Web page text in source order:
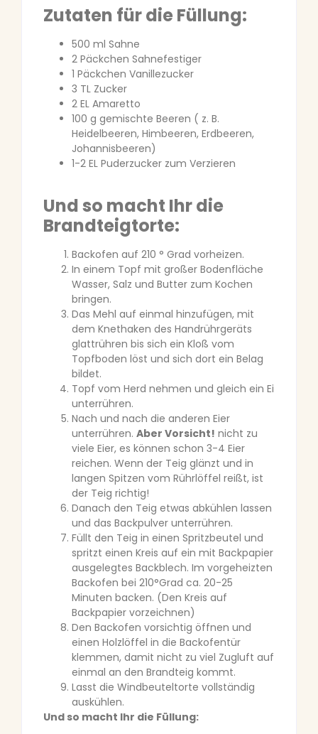
Zutaten für die Füllung:
500 ml Sahne
2 Päckchen Sahnefestiger
1 Päckchen Vanillezucker
3 TL Zucker
2 EL Amaretto
100 g gemischte Beeren ( z. B.
Heidelbeeren, Himbeeren, Erdbeeren,
Johannisbeeren)
1-2 EL Puderzucker zum Verzieren
Und so macht Ihr die
Brandteigtorte:
Backofen auf 210 ° Grad vorheizen.
In einem Topf mit großer Bodenfläche
Wasser, Salz und Butter zum Kochen
bringen.
Das Mehl auf einmal hinzufügen, mit
dem Knethaken des Handrührgeräts
glattrühren bis sich ein Kloß vom
Topfboden löst und sich dort ein Belag
bildet.
Topf vom Herd nehmen und gleich ein Ei
unterrühren.
Nach und nach die anderen Eier
unterrühren. Aber Vorsicht! nicht zu
viele Eier, es können schon 3-4 Eier
reichen. Wenn der Teig glänzt und in
langen Spitzen vom Rührlöffel reißt, ist
der Teig richtig!
Danach den Teig etwas abkühlen lassen
und das Backpulver unterrühren.
Füllt den Teig in einen Spritzbeutel und
spritzt einen Kreis auf ein mit Backpapier
ausgelegtes Backblech. Im vorgeheizten
Backofen bei 210°Grad ca. 20-25
Minuten backen. (Den Kreis auf
Backpapier vorzeichnen)
Den Backofen vorsichtig öffnen und
einen Holzlöffel in die Backofentür
klemmen, damit nicht zu viel Zugluft auf
einmal an den Brandteig kommt.
Lasst die Windbeuteltorte vollständig
auskühlen.
Und so macht Ihr die Füllung: